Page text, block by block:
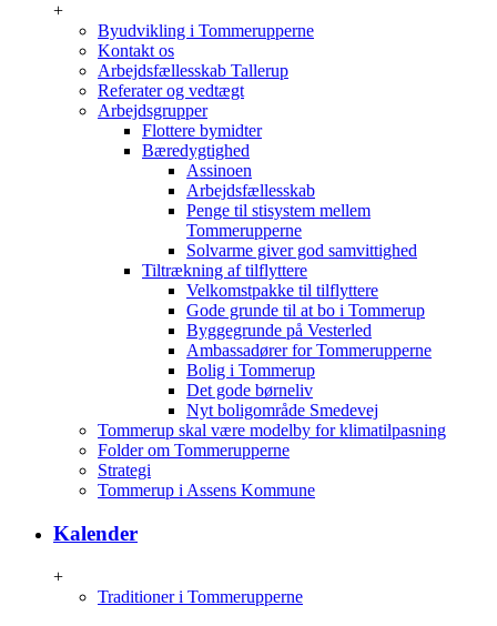
+
Byudvikling i Tommerupperne
Kontakt os
Arbejdsfællesskab Tallerup
Referater og vedtægt
Arbejdsgrupper
Flottere bymidter
Bæredygtighed
Assinoen
Arbejdsfællesskab
Penge til stisystem mellem
Tommerupperne
Solvarme giver god samvittighed
Tiltrækning af tilflyttere
Velkomstpakke til tilflyttere
Gode grunde til at bo i Tommerup
Byggegrunde på Vesterled
Ambassadører for Tommerupperne
Bolig i Tommerup
Det gode børneliv
Nyt boligområde Smedevej
Tommerup skal være modelby for klimatilpasning
Folder om Tommerupperne
Strategi
Tommerup i Assens Kommune
Kalender
+
Traditioner i Tommerupperne